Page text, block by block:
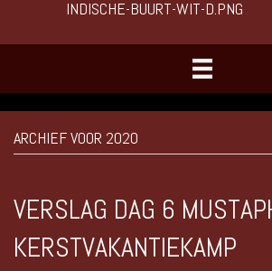
ARCHIEF VOOR 2020
VERSLAG DAG 6
KERSTVAKANTIEKAMP